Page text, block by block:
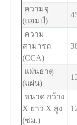
ความจุ
(แอมป์)
ความ
สามารถ
(CCA)
แผ่นธาตุ
(แผ่น)
ขนาด กว้าง
X ยาว X สูง
(ซม.)